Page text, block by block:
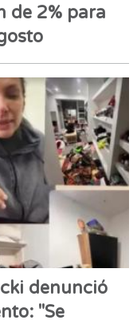
de 2% para
denunció
"Se